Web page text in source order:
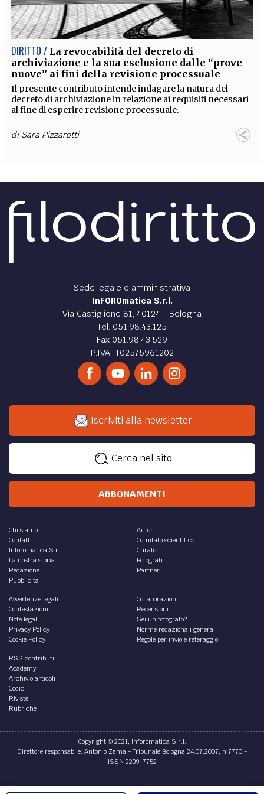
EXTRA
CODICI RUBRICHE LIBRI PROCEEDINGS PUBBLICITÀ CONTATTI
SOCIAL MEDIA
DIRITTO / La revocabilità del decreto di
archiviazione e la sua esclusione dalle “prove
nuove” ai fini della revisione processuale
Il presente contributo intende indagare la natura del
decreto di archiviazione in relazione ai requisiti necessari
al fine di esperire revisione processuale.
diSara Pizzarotti
Sede legale e amministrativa
InFOROmatica S.r.l.
Via Castiglione 81, 40124 - Bologna
Tel. 051.98.43.125
Fax 051.98.43.529
P.IVA IT02575961202
Iscriviti alla newsletter
Cerca nel sito
ABBONAMENTI
Chi siamo
Contatti
Inforomatica S.r.l.
La nostra storia
Redazione
Pubblicità
Autori
Comitato scientifico
Curatori
Fotografi
Partner
Avvertenze legali
Contestazioni
Note legali
Privacy Policy
Cookie Policy
Collaborazioni
Recensioni
Sei un fotografo?
Norme redazionali generali
Regole per invio e referaggio
RSS contributi
Academy
Archivio articoli
Codici
Riviste
Rubriche
Copyright © 2021, Inforomatica S.r.l.
Direttore responsabile: Antonio Zama - Tribunale Bologna 24.07.2007, n.7770 -
ISSN 2239-7752